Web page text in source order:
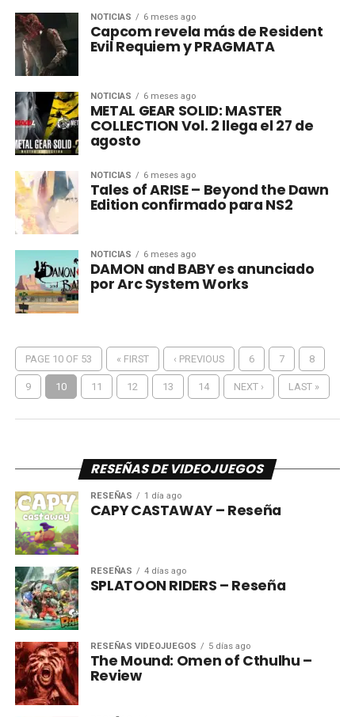
NOTICIAS 6 meses ago
Capcom revela más de Resident
Evil Requiem y PRAGMATA
NOTICIAS 6 meses ago
METAL GEAR SOLID: MASTER
COLLECTION Vol. 2 llega el 27 de
agosto
NOTICIAS 6 meses ago
Tales of ARISE – Beyond the Dawn
Edition confirmado para NS2
NOTICIAS 6 meses ago
DAMON and BABY es anunciado
por Arc System Works
PAGE 10 OF 53 « FIRST ‹ PREVIOUS 6 7 8
9 10 11 12 13 14 NEXT › LAST »
RESEÑAS DE VIDEOJUEGOS
RESEÑAS 1 día ago
CAPY CASTAWAY – Reseña
RESEÑAS 4 días ago
SPLATOON RIDERS – Reseña
RESEÑAS VIDEOJUEGOS 5 días ago
The Mound: Omen of Cthulhu –
Review